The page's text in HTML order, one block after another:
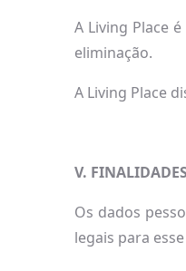
A Living Place
eliminação.
A Living Place
V.
Os dados
legais para